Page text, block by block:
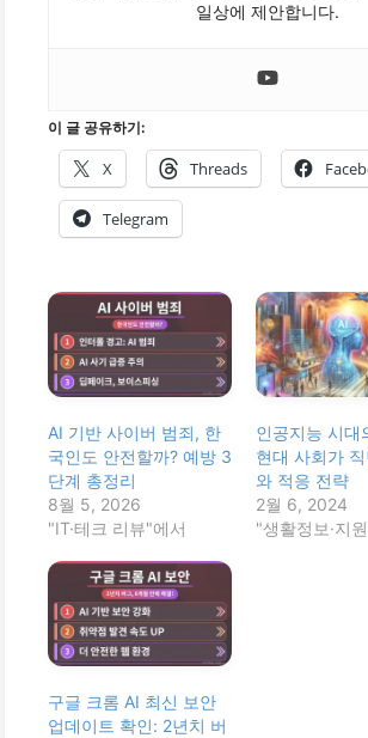
일상에 제안합니다.
이 글 공유하기:
X Threads
Telegram
AI 기반 사이버 범죄, 한
국인도 안전할까? 예방 3
단계 총정리
8월 5, 2026
"IT·테크 리뷰"에서
인공지능 시대
현대 사회가
와 적응 전략
2월 6, 2024
"생활정보·지
구글 크롬 AI 최신 보안
업데이트 확인: 2년치 버